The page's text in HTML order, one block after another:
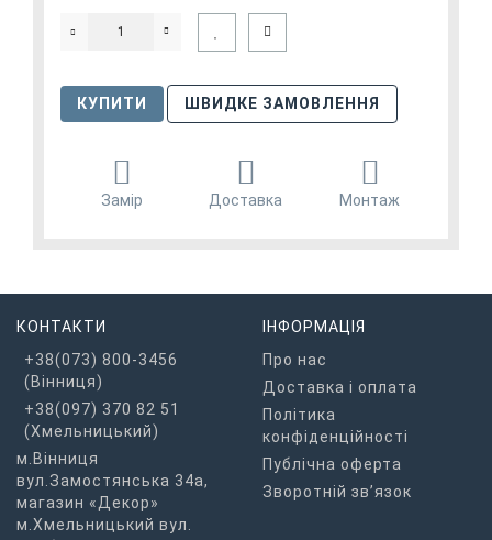
КУПИТИ ШВИДКЕ ЗАМОВЛЕННЯ
Замір Доставка Монтаж
КОНТАКТИ
+38(073) 800-3456
(Вінниця)
+38(097) 370 82 51
(Хмельницький)
м.Вінниця
вул.Замостянська 34а,
магазин «Декор»
м.Хмельницький вул.
ІНФОРМАЦІЯ
Про нас
Доставка і оплата
Політика
конфіденційності
Публічна оферта
Зворотній зв’язок